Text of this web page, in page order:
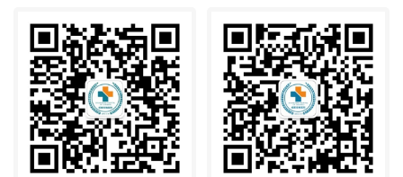
专家坐诊 咨询挂号
门诊就诊指南 特色诊疗
医院布局 医保服务